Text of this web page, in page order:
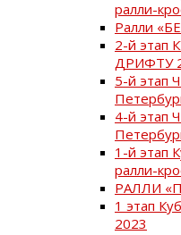
ралли-
Ралли
2-й этап
ДРИФТУ
5-й этап
4-й этап
1-й этап
ралли-
РАЛЛИ
1 этап
2023